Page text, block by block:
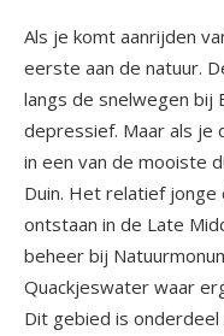
Als je komt aanrijden
eerste aan de natuur.
langs de snelwegen bij
depressief. Maar als je
in een van de mooiste
Duin. Het relatief jonge
ontstaan in de Late
beheer bij
Quackjeswater waar
Dit gebied is